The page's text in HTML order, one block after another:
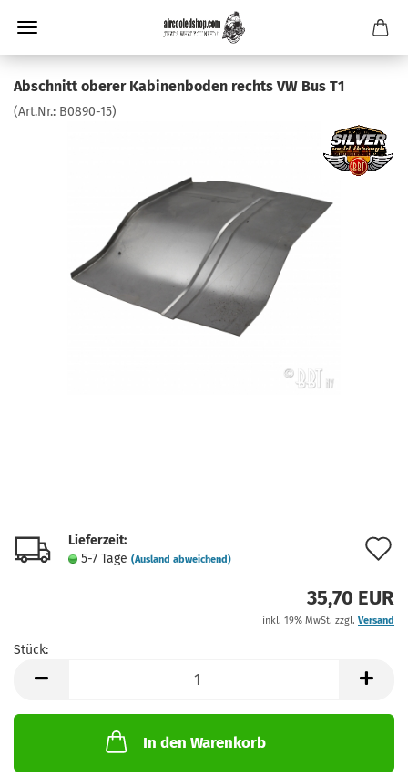
Abschnitt oberer Kabinenboden rechts VW Bus T1
(Art.Nr.: B0890-15)
Lieferzeit:
5-7 Tage (Ausland abweichend)
35,70 EUR
inkl. 19% MwSt. zzgl. Versand
Stück:
In den Warenkorb